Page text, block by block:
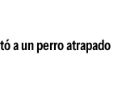
a un perro atrapado